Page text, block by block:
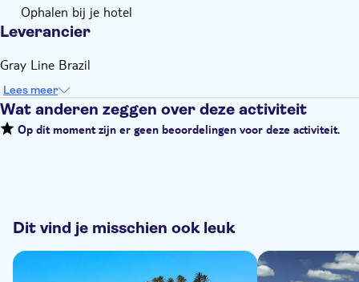
Ophalen bij je hotel
Leverancier
Gray Line Brazil
Lees meer
Wat anderen zeggen over deze activiteit
Op dit moment zijn er geen beoordelingen voor deze activiteit.
Dit vind je misschien ook leuk